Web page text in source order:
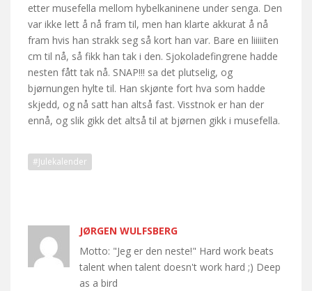
etter musefella mellom hybelkaninene under senga. Den
var ikke lett å nå fram til, men han klarte akkurat å nå
fram hvis han strakk seg så kort han var. Bare en liiiiiten
cm til nå, så fikk han tak i den. Sjokoladefingrene hadde
nesten fått tak nå. SNAP!!! sa det plutselig, og
bjørnungen hylte til. Han skjønte fort hva som hadde
skjedd, og nå satt han altså fast. Visstnok er han der
ennå, og slik gikk det altså til at bjørnen gikk i musefella.
#Julekalender
JØRGEN WULFSBERG
Motto: "Jeg er den neste!" Hard work beats
talent when talent doesn't work hard ;) Deep
as a bird